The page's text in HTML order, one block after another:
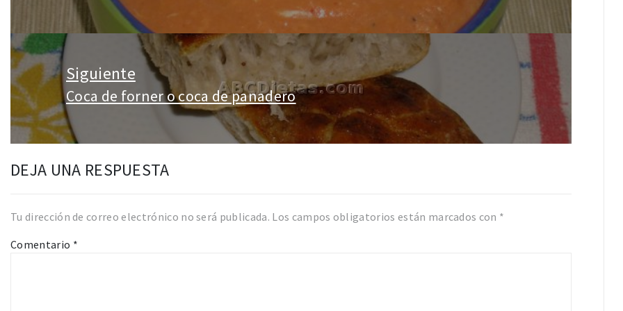
anterior:
Siguiente
Entrada
siguiente:
Coca de forner o coca de panadero
DEJA UNA RESPUESTA
Tu dirección de correo electrónico no será publicada. Los campos obligatorios están marcados con *
Comentario *